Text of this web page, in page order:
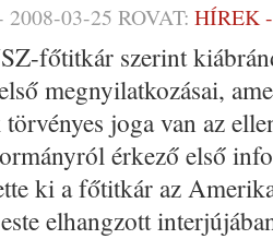
2008-03-25 ROVAT: HÍREK
főtitkár szerint
megnyilatkozásai,
joga van az
érkező első
ki a főtitkár az
elhangzott